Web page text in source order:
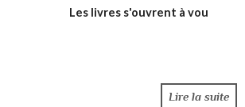
Les livres s'ouvrent à vou
Lire la suite